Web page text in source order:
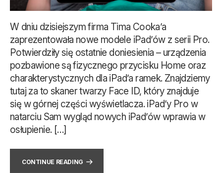
W dniu dzisiejszym firma Tima Cooka’a
zaprezentowała nowe modele iPad’ów z serii Pro.
Potwierdziły się ostatnie doniesienia – urządzenia
pozbawione są fizycznego przycisku Home oraz
charakterystycznych dla iPad’a ramek. Znajdziemy
tutaj za to skaner twarzy Face ID, który znajduje
się w górnej części wyświetlacza. iPad’y Pro w
natarciu Sam wygląd nowych iPad’ów wprawia w
osłupienie. […]
CONTINUE READING